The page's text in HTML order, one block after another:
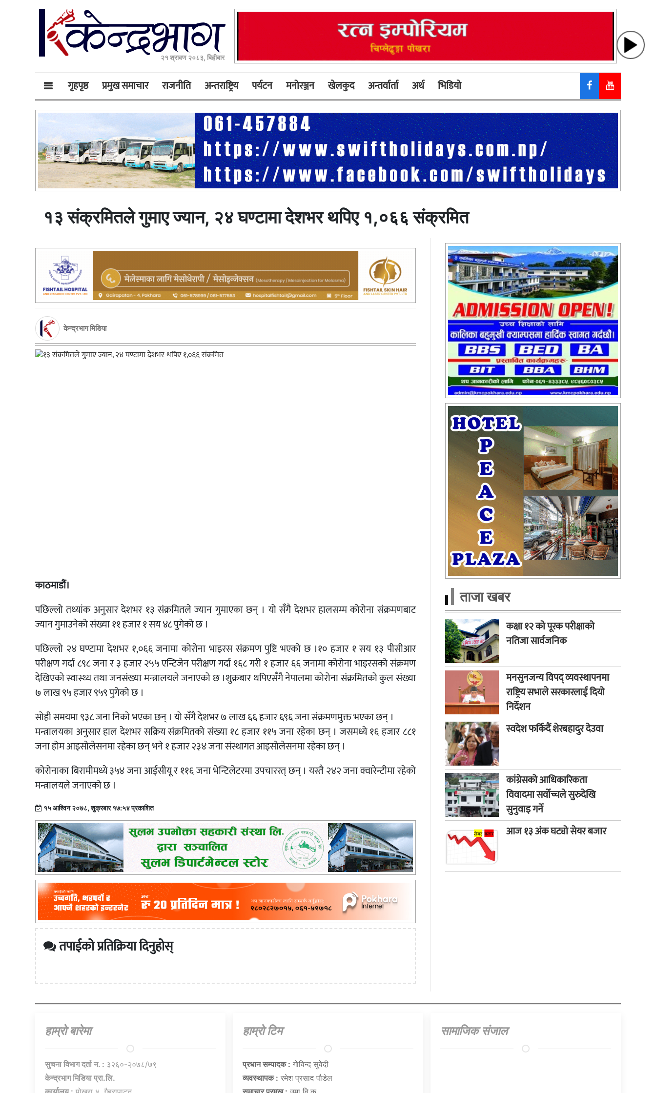
२१ श्रावण २०८३, बिहीबार
गृहपृष्ठ प्रमुख समाचार राजनीति अन्तराष्ट्रिय पर्यटन मनोरञ्जन खेलकुद अन्तर्वार्ता अर्थ भिडियाे
१३ संक्रमितले गुमाए ज्यान, २४ घण्टामा देशभर थपिए १,०६६ संक्रमित
केन्द्रभाग मिडिया
काठमाडौं।
पछिल्लो तथ्यांक अनुसार देशभर १३ संक्रमितले ज्यान गुमाएका छन् । यो सँगै देशभर हालसम्म कोरोना संक्रमणबाट
ज्यान गुमाउनेको संख्या ११ हजार १ सय ४८ पुगेको छ ।
पछिल्लो २४ घण्टामा देशभर १,०६६ जनामा कोरोना भाइरस संक्रमण पुष्टि भएको छ ।१० हजार १ सय १३ पीसीआर
परीक्षण गर्दा ८९८ जना र ३ हजार २५५ एन्टिजेन परीक्षण गर्दा १६८ गरी १ हजार ६६ जनामा कोरोना भाइरसको संक्रमण
देखिएको स्वास्थ्य तथा जनसंख्या मन्त्रालयले जनाएको छ ।शुक्रबार थपिएसँगै नेपालमा कोरोना संक्रमितको कुल संख्या
७ लाख ९५ हजार ९५९ पुगेको छ ।
सोही समयमा ९३८ जना निको भएका छन् । यो सँगै देशभर ७ लाख ६६ हजार ६९६ जना संक्रमणमुक्त भएका छन् ।
मन्त्रालयका अनुसार हाल देशभर सक्रिय संक्रमितको संख्या १८ हजार ११५ जना रहेका छन् । जसमध्ये १६ हजार ८८१
जना होम आइसोलेसनमा रहेका छन् भने १ हजार २३४ जना संस्थागत आइसोलेसनमा रहेका छन् ।
कोरोनाका बिरामीमध्ये ३५४ जना आईसीयू र ११६ जना भेन्टिलेटरमा उपचाररत् छन् । यस्तै २४२ जना क्वारेन्टीमा रहेको
मन्त्रालयले जनाएको छ ।
१५ आश्विन २०७८, शुक्रबार १७:५४ प्रकाशित
तपाईको प्रतिक्रिया दिनुहोस्
ताजा खबर
कक्षा १२ को पूरक परीक्षाको
नतिजा सार्वजनिक
मनसुनजन्य विपद् व्यवस्थापनमा
राष्ट्रिय सभाले सरकारलाई दियो
निर्देशन
स्वदेश फर्किदैं शेरबहादुर देउवा
कांग्रेसको आधिकारिकता
विवादमा सर्वोच्चले सुरुदेखि
सुनुवाइ गर्ने
आज १३ अंक घट्यो सेयर बजार
हाम्राे बारेमा
सुचना विभाग दर्ता न. : ३२६०-२०७८/७९
केन्द्रभाग मिडिया प्रा.लि.
हाम्राे टिम
प्रधान सम्पादक : गाेविन्द सुवेदी
व्यवस्थापक : रमेश प्रसाद पौडेल
सामाजिक संजाल